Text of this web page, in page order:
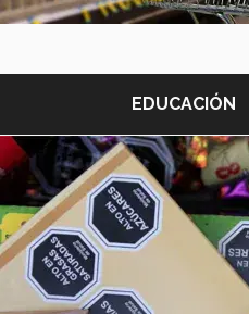
EDUCACIÓN